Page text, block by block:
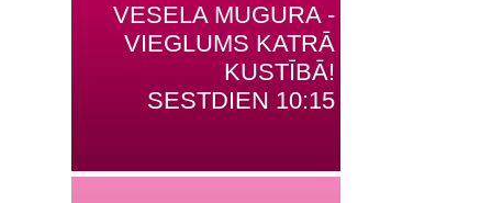
VESELA MUGURA -
VIEGLUMS KATRĀ
KUSTĪBĀ!
SESTDIEN 10:15